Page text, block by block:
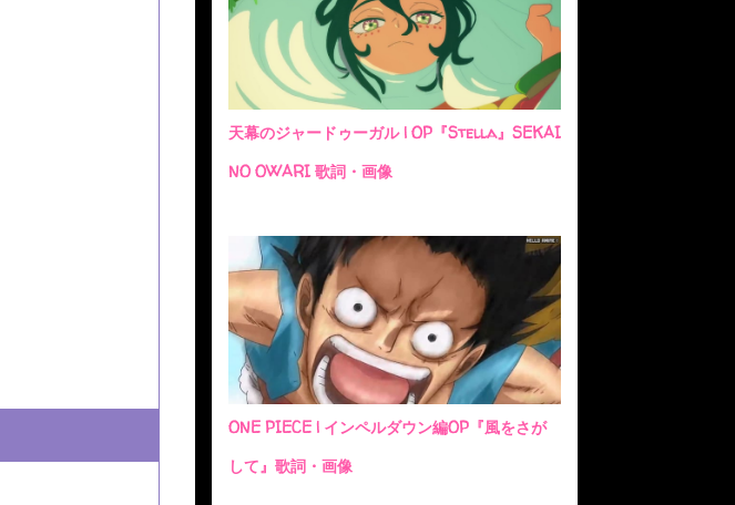
天幕のジャードゥーガル | OP『Stella』SEKAI
NO OWARI 歌詞・画像
ONE PIECE | インペルダウン編OP『風をさが
して』歌詞・画像